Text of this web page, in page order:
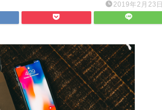
2019年2月23日